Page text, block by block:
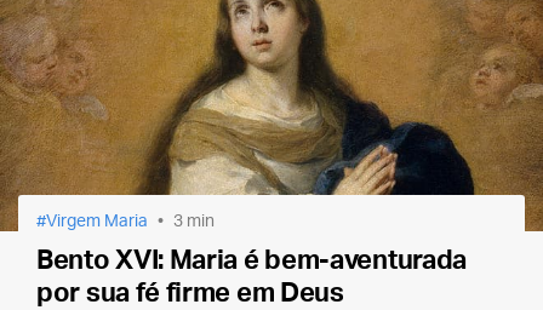
Virgem Maria 3 min
Bento XVI: Maria é bem-aventurada
por sua fé firme em Deus